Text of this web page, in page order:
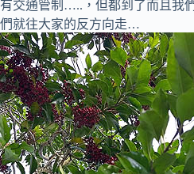
有交通管制…..，但都到了而且我
們就往大家的反方向走…